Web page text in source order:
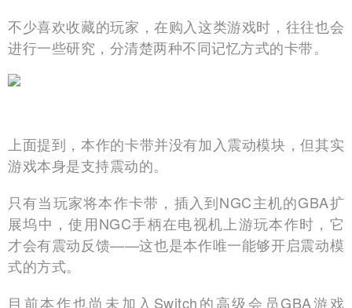
不少喜欢收藏的玩家，在购入这类游戏时，往往也会
进行一些研究，分清楚两种不同记忆方式的卡带。
上面提到，本作的卡带并没有加入震动模块，但其实
游戏本身是支持震动的。
只有当玩家将本作卡带，插入到NGC主机的GBA扩
展坞中，使用NGC手柄在电视机上游玩本作时，它
才会有震动反馈——这也是本作唯一能够开启震动模
式的方式。
目前本作也尚未加入Switch的高级会员GBA游戏